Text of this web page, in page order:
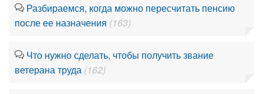
Разбираемся, когда можно пересчитать пенсию
после ее назначения (163)
Что нужно сделать, чтобы получить звание
ветерана труда (162)